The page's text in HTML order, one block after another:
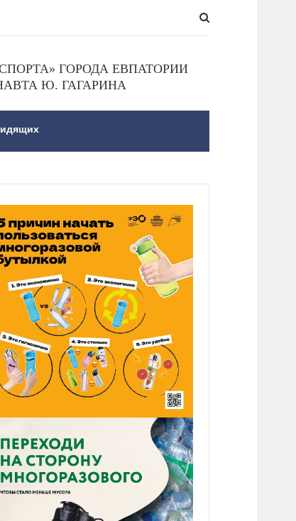
ГОРОДА ЕВПАТОРИИ
Ю. ГАГАРИНА